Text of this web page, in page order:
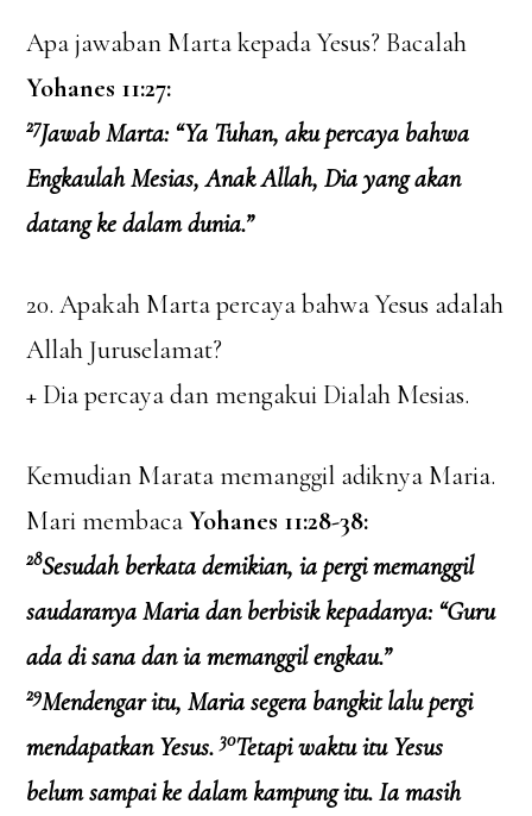
Apa jawaban Marta kepada Yesus? Bacalah
Yohanes 11:27:
27Jawab Marta: “Ya Tuhan, aku percaya bahwa
Engkaulah Mesias, Anak Allah, Dia yang akan
datang ke dalam dunia.”
20. Apakah Marta percaya bahwa Yesus adalah
Allah Juruselamat?
+ Dia percaya dan mengakui Dialah Mesias.
Kemudian Marata memanggil adiknya Maria.
Mari membacaYohanes 11:28-38:
28Sesudah berkata demikian, ia pergi memanggil
saudaranya Maria dan berbisik kepadanya: “Guru
ada di sana dan ia memanggil engkau.”
29Mendengar itu, Maria segera bangkit lalu pergi
mendapatkan Yesus.30Tetapi waktu itu Yesus
belum sampai ke dalam kampung itu. Ia masih